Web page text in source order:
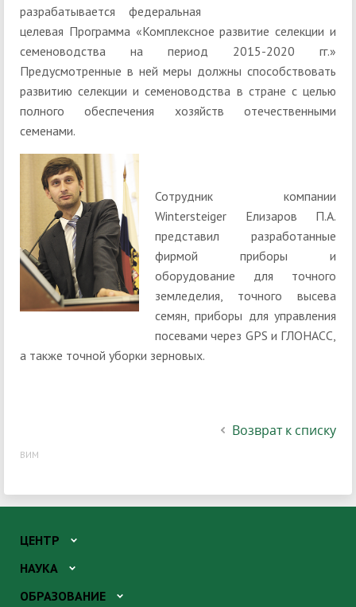
разрабатывается федеральная
целевая Программа «Комплексное развитие селекции и
семеноводства на период 2015-2020 гг.»
Предусмотренные в ней меры должны способствовать
развитию селекции и семеноводства в стране с целью
полного обеспечения хозяйств отечественными
семенами.
Сотрудник компании
Wintersteiger Елизаров П.А.
представил разработанные
фирмой приборы и
оборудование для точного
земледелия, точного высева
семян, приборы для управления
посевами через GPS и ГЛОНАСС,
а также точной уборки зерновых.
Возврат к списку
ВИМ
ЦЕНТР
НАУКА
ОБРАЗОВАНИЕ